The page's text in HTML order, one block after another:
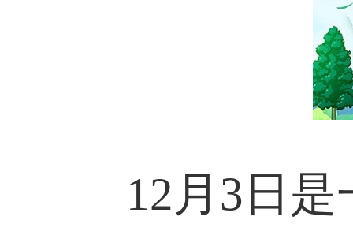
12月3日